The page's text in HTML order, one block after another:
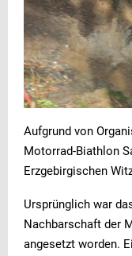
Aufgrund von
Motorrad-Biathlon
Erzgebirgischen
Ursprünglich war
Nachbarschaft der
angesetzt worden.